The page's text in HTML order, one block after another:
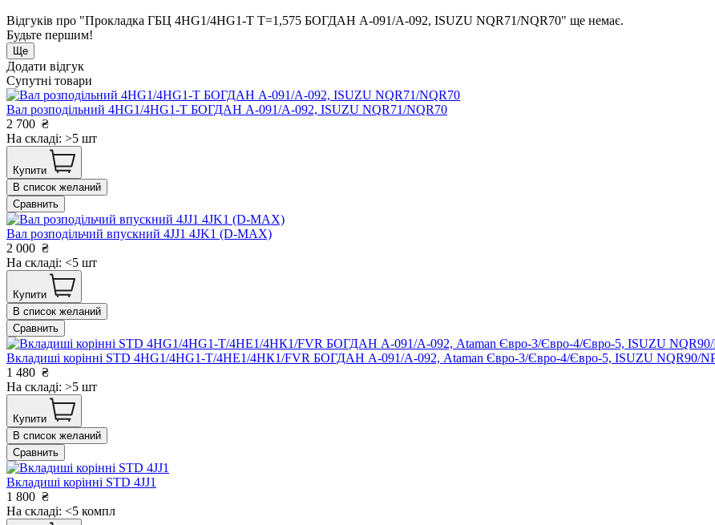
Відгуків про "Прокладка ГБЦ 4HG1/4HG1-T T=1,575 БОГДАН А-091/А-092, ISUZU NQR71/NQR70" ще немає.
Будьте першим!
Ще
Додати відгук
Супутні товари
Вал розподільний 4HG1/4HG1-T БОГДАН А-091/А-092, ISUZU NQR71/NQR70
2 700 ₴
На складі: >5 шт
Купити
В список желаний
Сравнить
Вал розподільчий впускний 4JJ1 4JK1 (D-MAX)
2 000 ₴
На складі: <5 шт
Купити
В список желаний
Сравнить
Вкладиші корінні STD 4HG1/4HG1-T/4HЕ1/4НК1/FVR БОГДАН А-091/А-092, Ataman Євро-3/Євро-4/Євро-5, ISUZU NQR90/
1 480 ₴
На складі: >5 шт
Купити
В список желаний
Сравнить
Вкладиші корінні STD 4JJ1
1 800 ₴
На складі: <5 компл